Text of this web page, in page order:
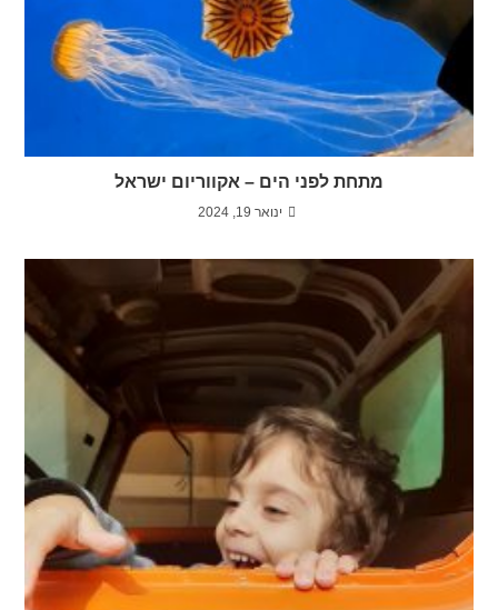
מתחת לפני הים – אקווריום ישראל
ינואר 19, 2024